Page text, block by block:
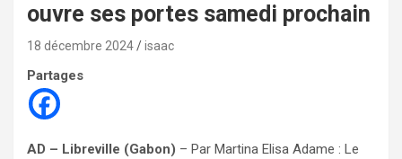
ouvre ses portes samedi prochain
18 décembre 2024 isaac
Partages
AD – Libreville (Gabon) – Par Martina Elisa Adame : Le